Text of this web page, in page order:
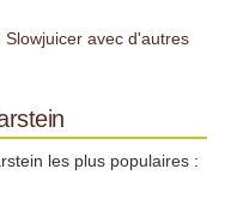
avec d'autres
les plus populaires :